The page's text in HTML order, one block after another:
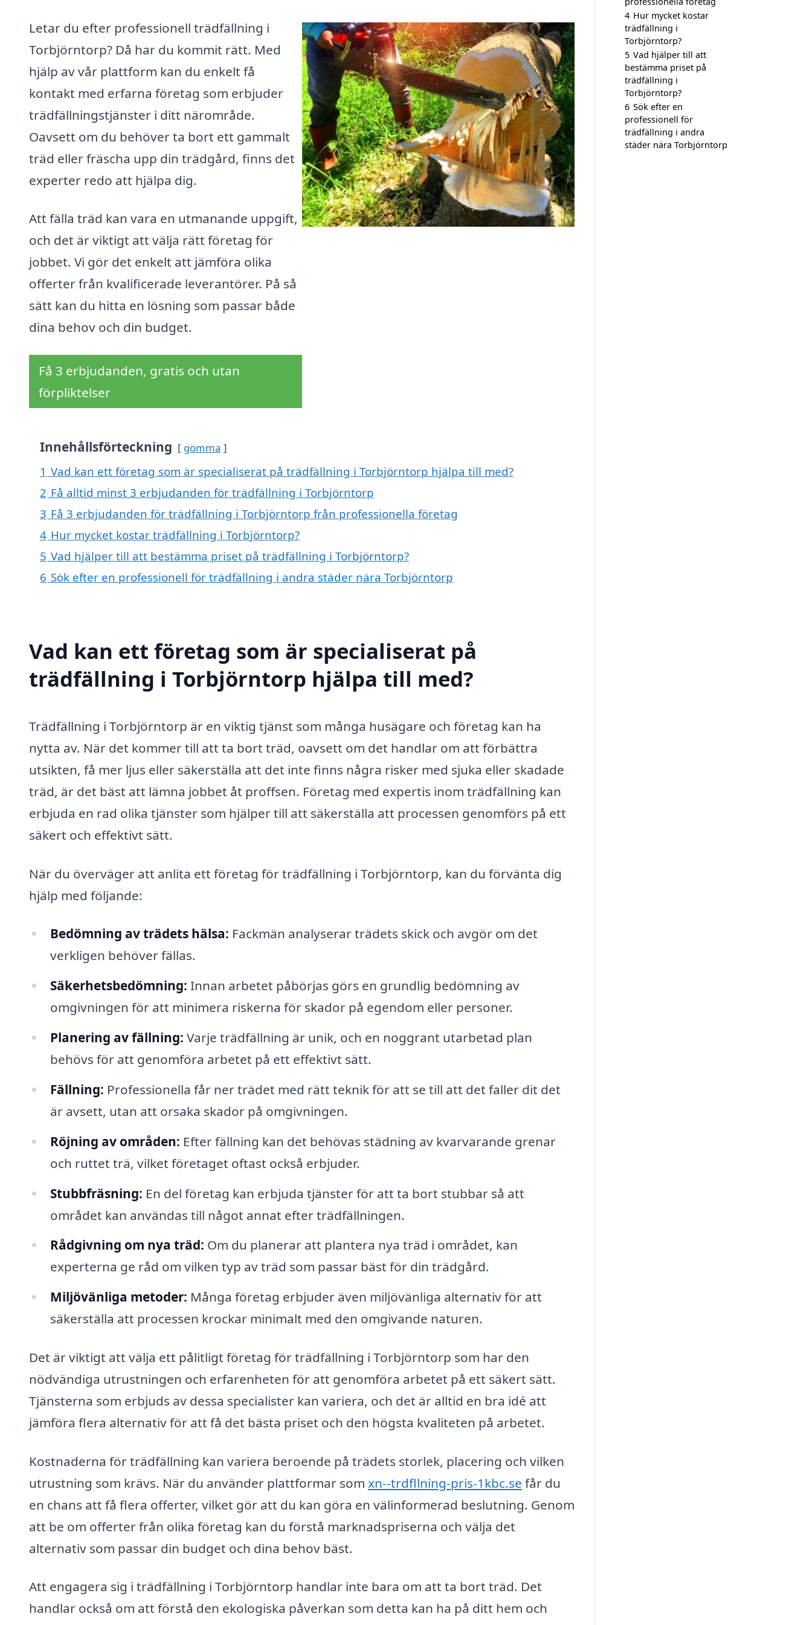
Letar du efter professionell trädfällning i
Torbjörntorp? Då har du kommit rätt. Med
hjälp av vår plattform kan du enkelt få
kontakt med erfarna företag som erbjuder
trädfällningstjänster i ditt närområde.
Oavsett om du behöver ta bort ett gammalt
träd eller fräscha upp din trädgård, finns det
experter redo att hjälpa dig.
Att fälla träd kan vara en utmanande uppgift,
och det är viktigt att välja rätt företag för
jobbet. Vi gör det enkelt att jämföra olika
offerter från kvalificerade leverantörer. På så
sätt kan du hitta en lösning som passar både
dina behov och din budget.
Få 3 erbjudanden, gratis och utan
förpliktelser
Innehållsförteckning gömma
1 Vad kan ett företag som är specialiserat på trädfällning i Torbjörntorp hjälpa till med?
2 Få alltid minst 3 erbjudanden för trädfällning i Torbjörntorp
3 Få 3 erbjudanden för trädfällning i Torbjörntorp från professionella företag
4 Hur mycket kostar trädfällning i Torbjörntorp?
5 Vad hjälper till att bestämma priset på trädfällning i Torbjörntorp?
6 Sök efter en professionell för trädfällning i andra städer nära Torbjörntorp
Vad kan ett företag som är specialiserat på
trädfällning i Torbjörntorp hjälpa till med?
Trädfällning i Torbjörntorp är en viktig tjänst som många husägare och företag kan ha
nytta av. När det kommer till att ta bort träd, oavsett om det handlar om att förbättra
utsikten, få mer ljus eller säkerställa att det inte finns några risker med sjuka eller skadade
träd, är det bäst att lämna jobbet åt proffsen. Företag med expertis inom trädfällning kan
erbjuda en rad olika tjänster som hjälper till att säkerställa att processen genomförs på ett
säkert och effektivt sätt.
När du överväger att anlita ett företag för trädfällning i Torbjörntorp, kan du förvänta dig
hjälp med följande:
Bedömning av trädets hälsa: Fackmän analyserar trädets skick och avgör om det
verkligen behöver fällas.
Säkerhetsbedömning: Innan arbetet påbörjas görs en grundlig bedömning av
omgivningen för att minimera riskerna för skador på egendom eller personer.
Planering av fällning: Varje trädfällning är unik, och en noggrant utarbetad plan
behövs för att genomföra arbetet på ett effektivt sätt.
Fällning: Professionella får ner trädet med rätt teknik för att se till att det faller dit det
är avsett, utan att orsaka skador på omgivningen.
Röjning av områden: Efter fällning kan det behövas städning av kvarvarande grenar
och ruttet trä, vilket företaget oftast också erbjuder.
Stubbfräsning: En del företag kan erbjuda tjänster för att ta bort stubbar så att
området kan användas till något annat efter trädfällningen.
Rådgivning om nya träd: Om du planerar att plantera nya träd i området, kan
experterna ge råd om vilken typ av träd som passar bäst för din trädgård.
Miljövänliga metoder: Många företag erbjuder även miljövänliga alternativ för att
säkerställa att processen krockar minimalt med den omgivande naturen.
Det är viktigt att välja ett pålitligt företag för trädfällning i Torbjörntorp som har den
nödvändiga utrustningen och erfarenheten för att genomföra arbetet på ett säkert sätt.
Tjänsterna som erbjuds av dessa specialister kan variera, och det är alltid en bra idé att
jämföra flera alternativ för att få det bästa priset och den högsta kvaliteten på arbetet.
Kostnaderna för trädfällning kan variera beroende på trädets storlek, placering och vilken
utrustning som krävs. När du använder plattformar som xn--trdfllning-pris-1kbc.se får du
en chans att få flera offerter, vilket gör att du kan göra en välinformerad beslutning. Genom
att be om offerter från olika företag kan du förstå marknadspriserna och välja det
alternativ som passar din budget och dina behov bäst.
Att engagera sig i trädfällning i Torbjörntorp handlar inte bara om att ta bort träd. Det
handlar också om att förstå den ekologiska påverkan som detta kan ha på ditt hem och
4 Hur mycket kostar
trädfällning i
Torbjörntorp?
5 Vad hjälper till att
bestämma priset på
trädfällning i
Torbjörntorp?
6 Sök efter en
professionell för
trädfällning i andra
städer nära Torbjörntorp